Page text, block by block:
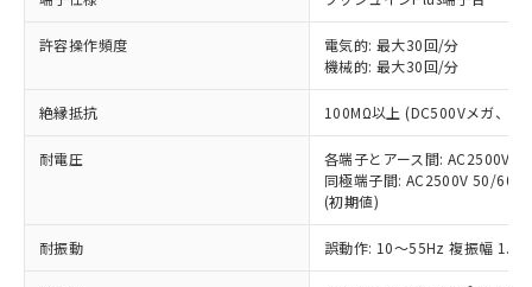
許容操作頻度
電気的: 最大30回/分
機械的: 最大30回/分
絶縁抵抗 100MΩ以上 (DC500Vメガ、点
耐電圧
各端子とアース間: AC2500V
同極端子間: AC2500V 50/
(初期値)
耐振動 誤動作: 10～55Hz 複振幅
準価格とは異なる場合があることをご
正式な納期状況および標準価格はお客
様のお取引先、またはお客様担当のオ
ムロン制御機器販売店・当社販売員に
オムロン制御機器販売店や当社販売拠
販売ネットワーク
」をご確認
在庫状況および標準価格結果を当社の
事前の承諾なく第三者に漏洩または開
類(PBB) 1000ppm以下、ポリ臭化ジフェニルエーテル類
(PBDE) 1000ppm以下、フタル酸ビス(2-エチルヘキシ
ル) (DEHP)(別名：DOP) 1000ppm以下、フタル酸ブチ
ルベンジル（BBP） 1000ppm以下、フタル酸ジブチル
（DBP） 1000ppm以下、フタル酸ジイソブチル
(DIBP) 1000ppm以下
但し、RoHS指令で産業用監視および制御機器に対する
フタル酸エステル類の４物質については閾値を超える意
図的な使用がないことを確認しています。
ム) : 100ppm、
Cr(Ⅵ)(六価クロム) : 1000ppm、 PBBs(ポリ臭化ビフェ
ニル類) : 1000ppm、 PBDEs(ポリ臭化ジフェニルエーテ
ル類) : 1000ppm、
DBP(フタル酸ジブチル) : 1000ppm、 DIBP(フタル酸ジ
イソブチル) : 1000ppm、 BBP(フタル酸ブチルベンジ
ル) : 1000ppm、
DEHP(フタル酸ビス(2-エチルヘキシル)) : 1000ppm
「ｅ」：有害物質（10物質）のすべてが基
準値以下であることを示します。
当社は規制貨物を破棄する場合は、完
全に破砕するなど、違法に輸出されな
いよう必要な手段を講じます。
当社は貴社製品を、核兵器、ミサイ
ル、化学兵器、生物兵器またはその他
武器並びにこれらの製造装置等に一切
当社は、貴社製品を第三者に販売する
場合は、上記1、2および3の内容を当
該第三者に通知します。また当社は、
○ 一定数以上の在庫あり
一定数には満たないが在庫あり
在庫なし(最新の在庫状況につ
いては、お客様のお取引先、ま
たはお客様担当のオムロン制御
機器販売店・当社販売員にご確